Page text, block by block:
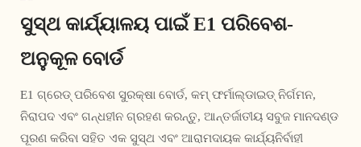
ସୁସ୍ଥ କାର୍ଯ୍ୟାଳୟ ପାଇଁ E1 ପରିବେଶ-
ଅନୁକୂଳ ବୋର୍ଡ
E1 ଗ୍ରେଡ୍ ପରିବେଶ ସୁରକ୍ଷା ବୋର୍ଡ, କମ୍ ଫର୍ମାଲ୍ଡାଇଡ୍ ନିର୍ଗମନ,
ନିରାପଦ ଏବଂ ଗନ୍ଧହୀନ ଗ୍ରହଣ କରନ୍ତୁ, ଆନ୍ତର୍ଜାତୀୟ ସବୁଜ ମାନଦଣ୍ଡ
ପୂରଣ କରିବା ସହିତ ଏକ ସୁସ୍ଥ ଏବଂ ଆରାମଦାୟକ କାର୍ଯ୍ୟନିର୍ବାହୀ